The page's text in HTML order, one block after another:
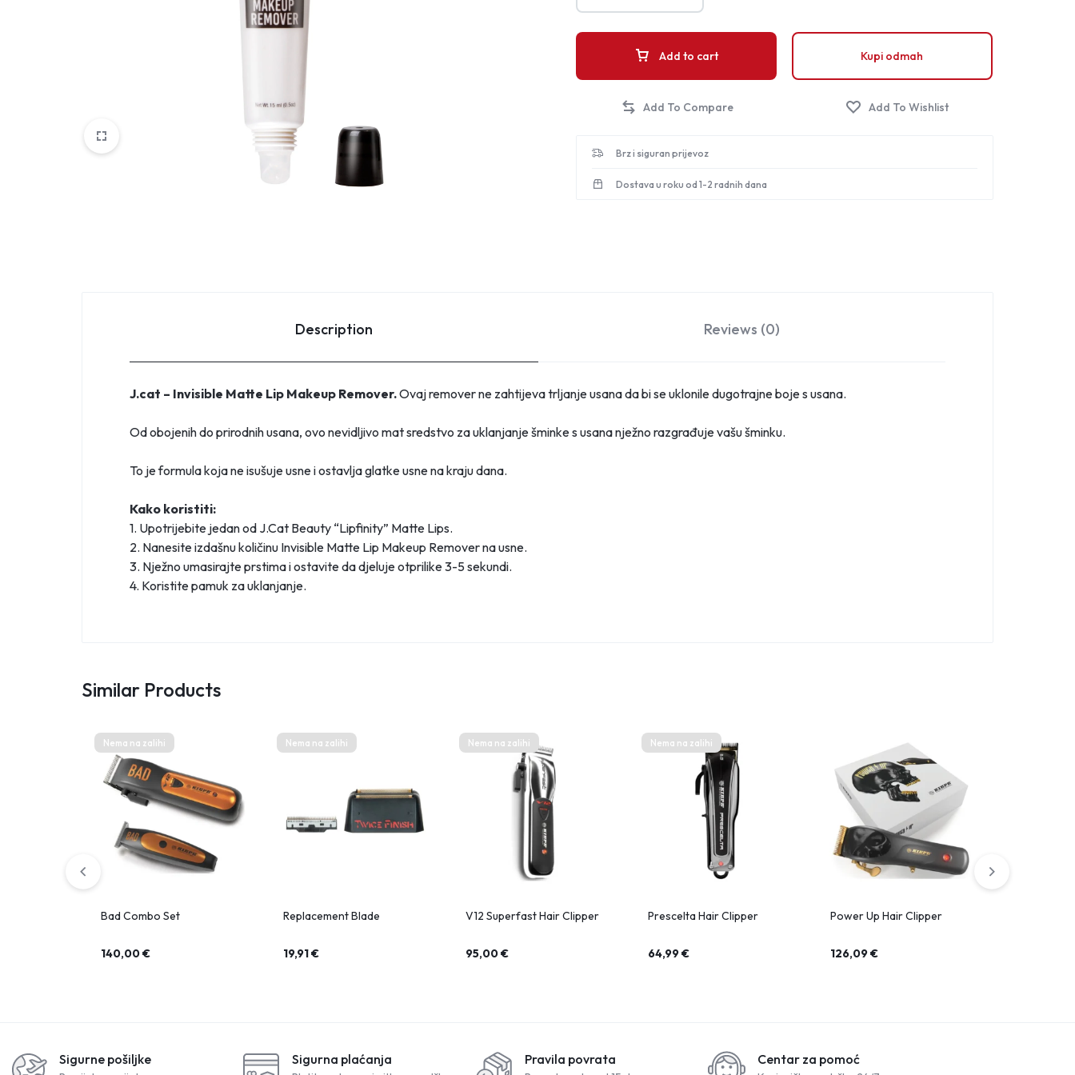
Add to cart Kupi odmah
Brz i siguran prijevoz
Dostava u roku od 1-2 radnih dana
Description Reviews (0)
J.cat – Invisible Matte Lip Makeup Remover.Ovaj remover ne zahtijeva trljanje usana da bi se uklonile dugotrajne boje s usana.
Od obojenih do prirodnih usana, ovo nevidljivo mat sredstvo za uklanjanje šminke s usana nježno razgrađuje vašu šminku.
To je formula koja ne isušuje usne i ostavlja glatke usne na kraju dana.
Kako koristiti:
1. Upotrijebite jedan od J.Cat Beauty “Lipfinity” Matte Lips.
2. Nanesite izdašnu količinu Invisible Matte Lip Makeup Remover na usne.
3. Nježno umasirajte prstima i ostavite da djeluje otprilike 3-5 sekundi.
4. Koristite pamuk za uklanjanje.
Similar Products
Nema na zalihi
Bad Combo Set
140,00€
Nema na zalihi
Replacement Blade
19,91€
Nema na zalihi
V12 Superfast Hair Clipper
95,00€
Nema na zalihi
Prescelta Hair Clipper
64,99€
Power Up Hair Clipper
126,09€
Sigurne pošiljke Sigurna plaćanja Pravila povrata Centar za pomoć